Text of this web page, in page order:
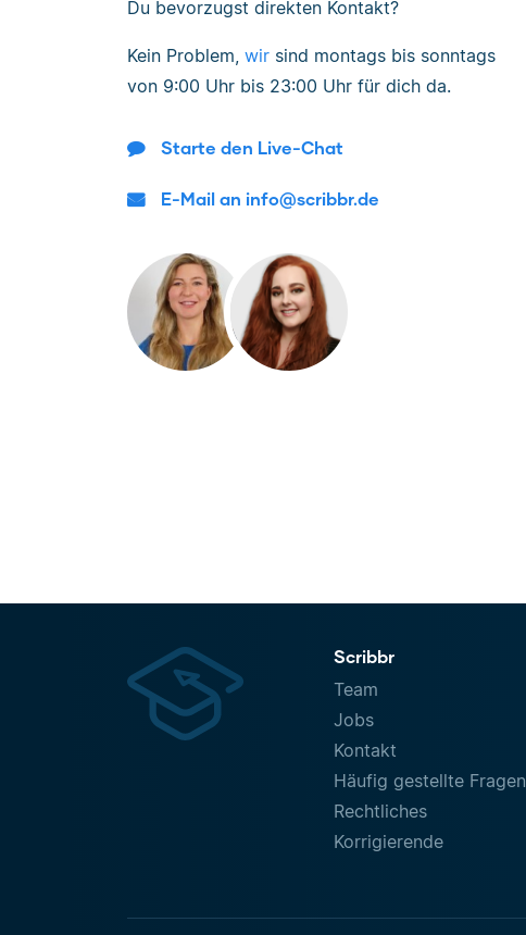
Du bevorzugst direkten Kontakt?
Kein Problem, wir sind montags bis sonntags
von 9:00 Uhr bis 23:00 Uhr für dich da.
Starte den Live-Chat
E-Mail an info@scribbr.de
Scribbr
Team
Jobs
Kontakt
Häufig gestellte Fragen
Rechtliches
Korrigierende